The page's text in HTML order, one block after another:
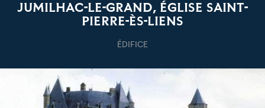
JUMILHAC-LE-GRAND, ÉGLISE SAINT-
PIERRE-ÈS-LIENS
ÉDIFICE